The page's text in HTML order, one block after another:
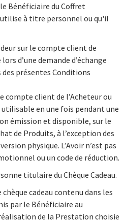
Bénéficiaire du Coffret
à titre personnel ou qu'il
sur le compte client de
d’une demande d’échange
présentes Conditions
compte client de l’Acheteur ou
en une fois pendant une
émission et disponible, sur le
de Produits, à l’exception des
physique. L’Avoir n’est pas
ou un code de réduction.
titulaire du Chèque Cadeau.
chèque cadeau contenu dans les
par le Bénéficiaire au
de la Prestation choisie